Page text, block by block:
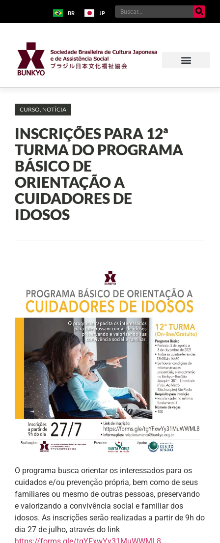
BR JP
CURSO NOTÍCIA
INSCRIÇÕES PARA 12ª
TURMA DO PROGRAMA
BÁSICO DE
ORIENTAÇÃO A
CUIDADORES DE
IDOSOS
O programa busca orientar os interessados para os
cuidados e/ou prevenção própria, bem como de seus
familiares ou mesmo de outras pessoas, preservando
e valorizando a convivência social e familiar dos
idosos. As inscrições serão realizadas a partir de 9h do
dia 27 de julho, através do link